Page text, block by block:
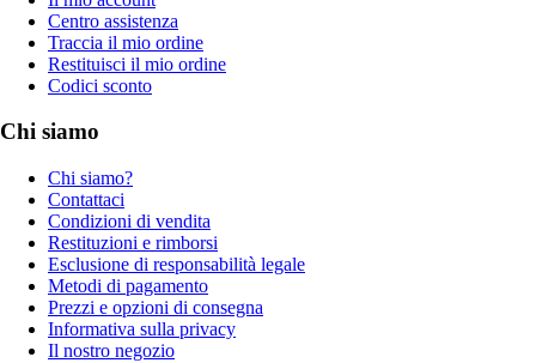
Centro assistenza
Traccia il mio ordine
Restituisci il mio ordine
Codici sconto
Chi siamo
Chi siamo?
Contattaci
Condizioni di vendita
Restituzioni e rimborsi
Esclusione di responsabilità legale
Metodi di pagamento
Prezzi e opzioni di consegna
Informativa sulla privacy
Il nostro negozio